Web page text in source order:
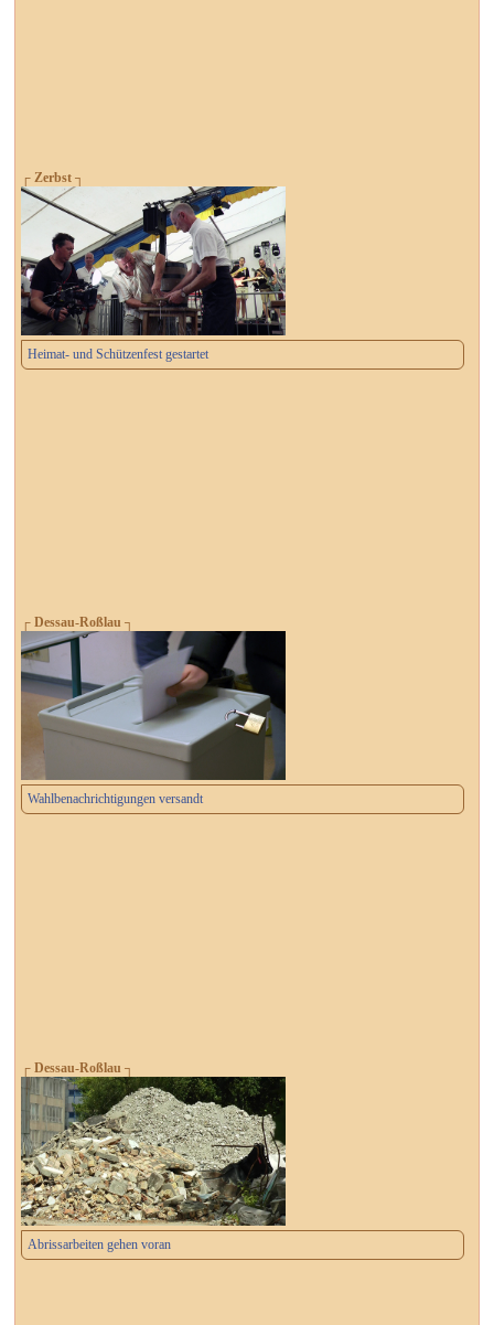
┌ Zerbst ┐
Heimat- und Schützenfest gestartet
┌ Dessau-Roßlau ┐
Wahlbenachrichtigungen versandt
┌ Dessau-Roßlau ┐
Abrissarbeiten gehen voran